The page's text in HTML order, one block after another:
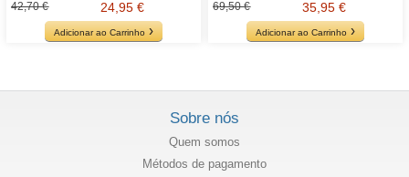
42,70 € 24,95 €
Adicionar ao Carrinho
69,50 € 35,95 €
Adicionar ao Carrinho
Sobre nós
Quem somos
Métodos de pagamento